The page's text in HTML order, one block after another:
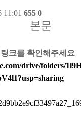
11:01 655 0
본문
크를 확인해주세요
drive/folders/